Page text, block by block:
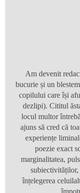
Am devenit
bucurie și un
copilului care își
dezlipi). Cititul
locul multor
ajuns să cred că
experiențe
poezie exact
marginalitatea,
subiectivităților,
înțelegerea